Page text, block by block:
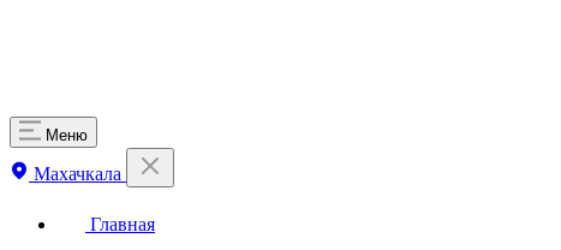
Меню
Махачкала
Главная